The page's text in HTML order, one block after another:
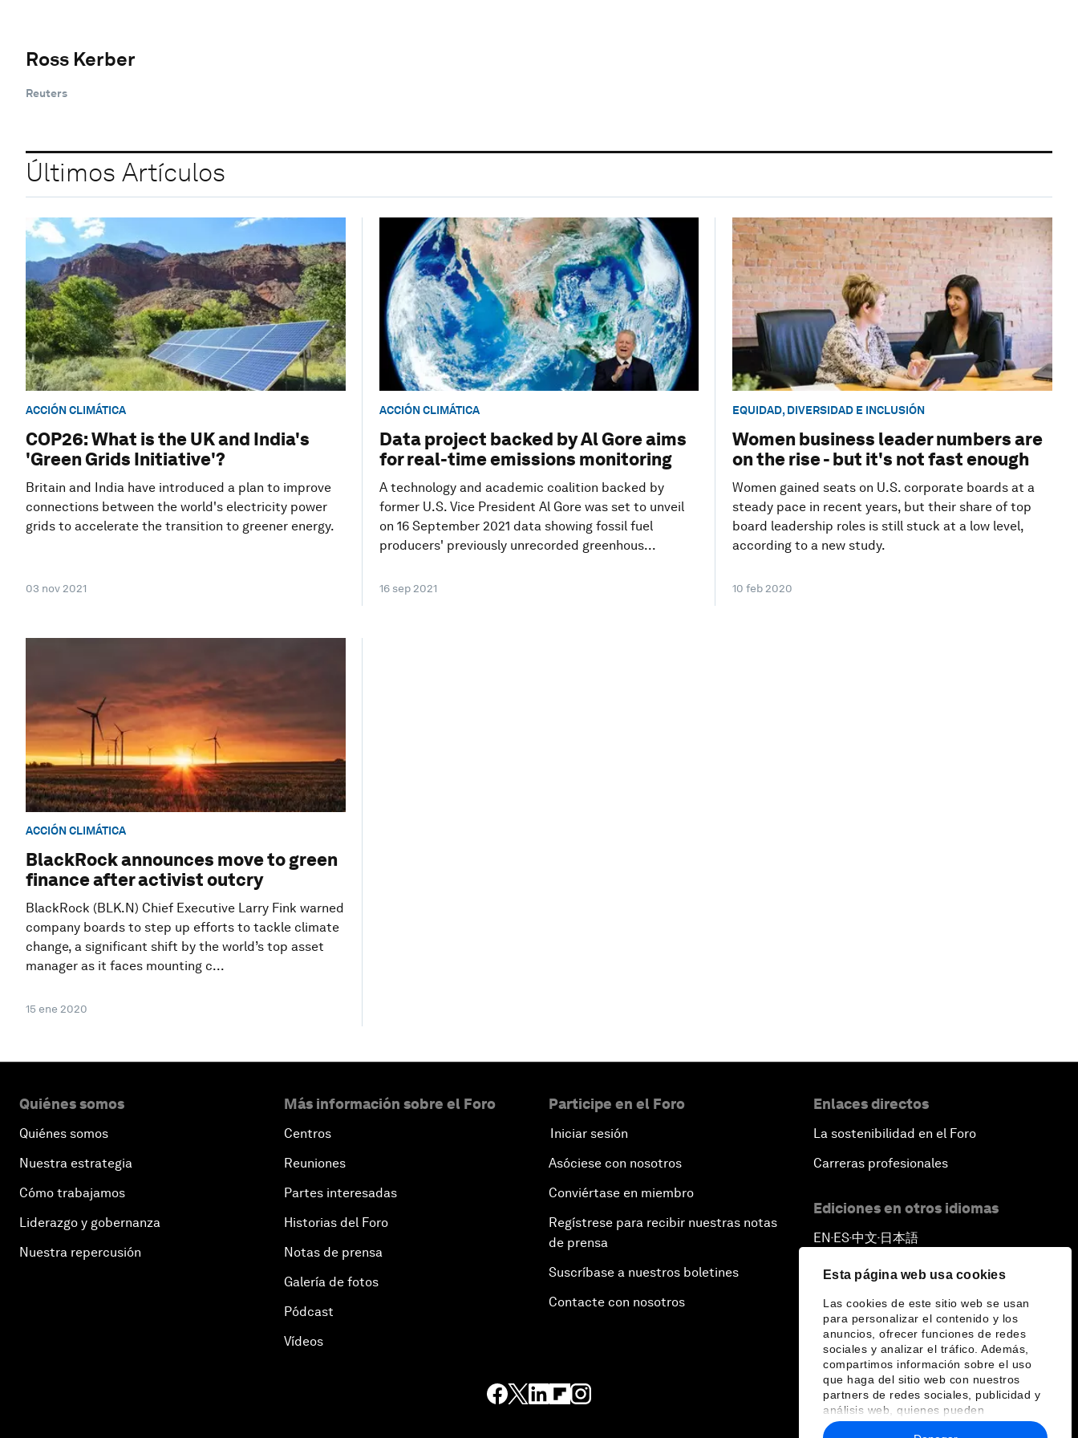
Esta página web usa cookies
Las cookies de este sitio web se usan
para personalizar el contenido y los
anuncios, ofrecer funciones de redes
sociales y analizar el tráfico. Además,
compartimos información sobre el uso
que haga del sitio web con nuestros
partners de redes sociales, publicidad y
análisis web, quienes pueden
combinarla con otra información que les
Ross Kerber
Reuters
Últimos Artículos
ACCIÓN CLIMÁTICA
COP26: What is the UK and India's
'Green Grids Initiative'?
Britain and India have introduced a plan to improve
connections between the world's electricity power
grids to accelerate the transition to greener energy.
03 nov 2021
ACCIÓN CLIMÁTICA
Data project backed by Al Gore aims
for real-time emissions monitoring
A technology and academic coalition backed by
former U.S. Vice President Al Gore was set to unveil
on 16 September 2021 data showing fossil fuel
producers' previously unrecorded greenhous...
16 sep 2021
EQUIDAD, DIVERSIDAD E INCLUSIÓN
Women business leader numbers are
on the rise - but it's not fast enough
Women gained seats on U.S. corporate boards at a
steady pace in recent years, but their share of top
board leadership roles is still stuck at a low level,
according to a new study.
10 feb 2020
ACCIÓN CLIMÁTICA
BlackRock announces move to green
finance after activist outcry
BlackRock (BLK.N) Chief Executive Larry Fink warned
company boards to step up efforts to tackle climate
change, a significant shift by the world’s top asset
manager as it faces mounting c...
15 ene 2020
Quiénes somos
Quiénes somos
Nuestra estrategia
Cómo trabajamos
Liderazgo y gobernanza
Nuestra repercusión
Más información sobre el Foro
Centros
Reuniones
Partes interesadas
Historias del Foro
Notas de prensa
Galería de fotos
Pódcast
Vídeos
Participe en el Foro
Iniciar sesión
Asóciese con nosotros
Conviértase en miembro
Regístrese para recibir nuestras notas
de prensa
Suscríbase a nuestros boletines
Contacte con nosotros
Enlaces directos
La sostenibilidad en el Foro
Carreras profesionales
Ediciones en otros idiomas
EN ▪ ES▪中文▪ 日本語